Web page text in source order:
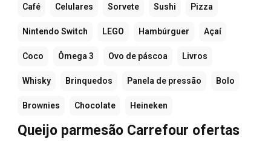
Café Celulares Sorvete Sushi Pizza
Nintendo Switch LEGO Hambúrguer Açaí
Coco Ômega 3 Ovo de páscoa Livros
Whisky Brinquedos Panela de pressão Bolo
Brownies Chocolate Heineken
Queijo parmesão Carrefour ofertas